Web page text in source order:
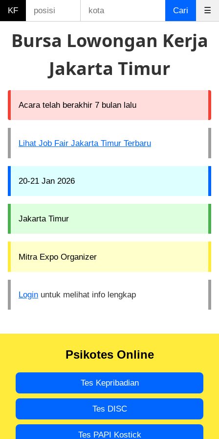
KF ☰
Cari
Bursa Lowongan Kerja
Jakarta Timur
Acara telah berakhir 7 bulan lalu
Lihat Job Fair Jakarta Timur Terbaru
20-21 Jan 2026
Jakarta Timur
Mitra Expo Organizer
Login untuk melihat info lengkap
Psikotes Online
Tes Kepribadian
Tes DISC
Tes PAPI Kostick